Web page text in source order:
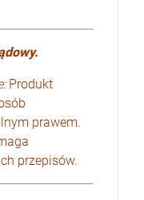
Produkt
prawem.
przepisów.